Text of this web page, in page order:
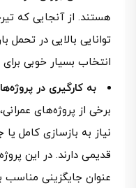
هستند. از آنجایی که
توانایی بالایی در
انتخاب بسیار خوبی
به کارگیری در
برخی از پروژه‌های
نیاز به بازسازی کامل
قدیمی دارند. در این
عنوان جایگزینی مناسب